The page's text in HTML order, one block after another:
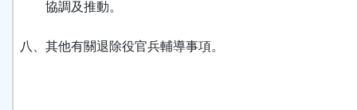
協調及推動。
八、其他有關退除役官兵輔導事項。